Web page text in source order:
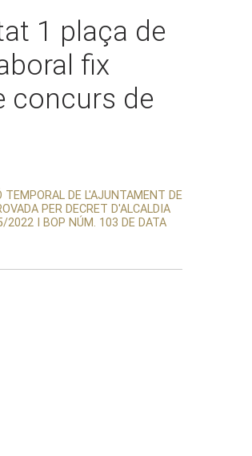
1 plaça de
fix
concurs de
TEMPORAL DE L'AJUNTAMENT DE
PER DECRET D'ALCALDIA
2022 I BOP NÚM. 103 DE DATA